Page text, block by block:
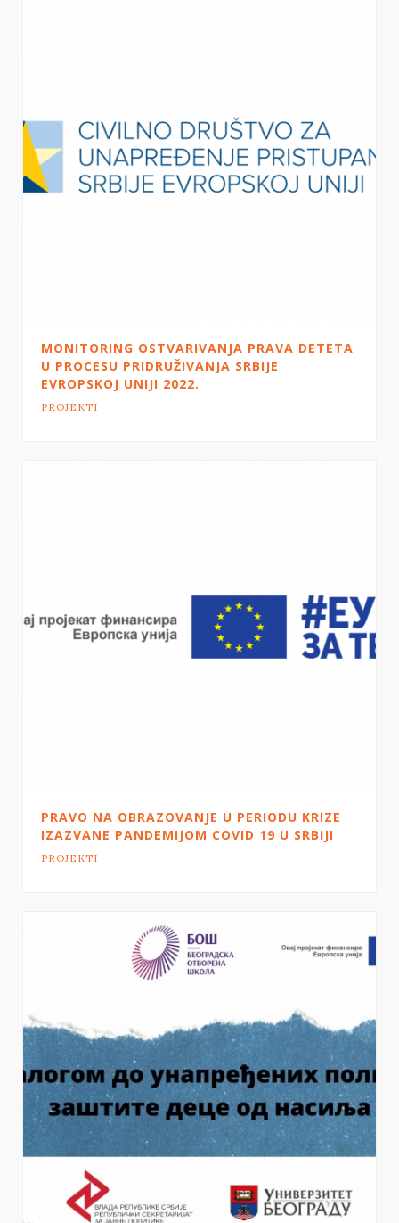
MONITORING OSTVARIVANJA PRAVA DETETA
U PROCESU PRIDRUŽIVANJA SRBIJE
EVROPSKOJ UNIJI 2022.
PROJEKTI
PRAVO NA OBRAZOVANJE U PERIODU KRIZE
IZAZVANE PANDEMIJOM COVID 19 U SRBIJI
PROJEKTI